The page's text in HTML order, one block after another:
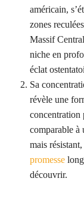
américain,
zones
Massif
niche en
éclat
Sa
révèle une
concentration
comparable à
mais
promesse
découvrir.